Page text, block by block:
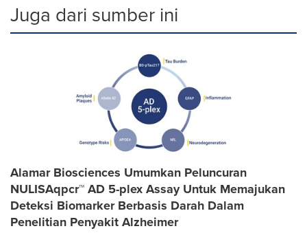
Juga dari sumber ini
Alamar Biosciences Umumkan Peluncuran
NULISAqpcr™ AD 5-plex Assay Untuk Memajukan
Deteksi Biomarker Berbasis Darah Dalam
Penelitian Penyakit Alzheimer